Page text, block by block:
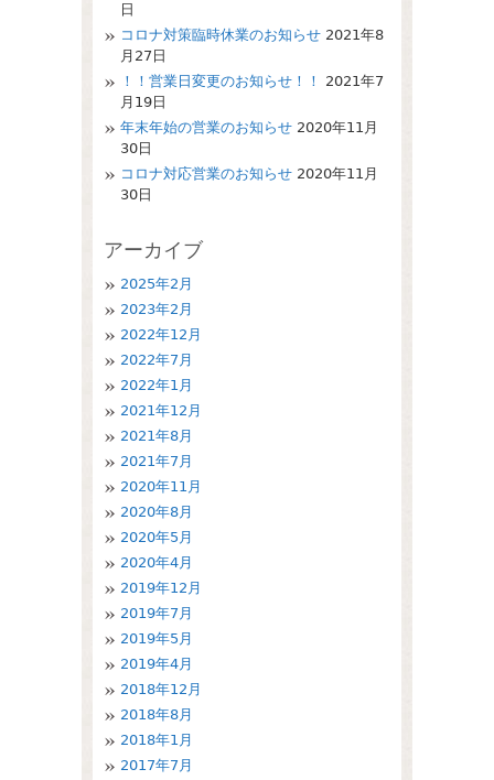
日
コロナ対策臨時休業のお知らせ 2021年8
月27日
！！営業日変更のお知らせ！！
2021年7
月19日
年末年始の営業のお知らせ 2020年11月
30日
コロナ対応営業のお知らせ 2020年11月
30日
アーカイブ
2025年2月
2023年2月
2022年12月
2022年7月
2022年1月
2021年12月
2021年8月
2021年7月
2020年11月
2020年8月
2020年5月
2020年4月
2019年12月
2019年7月
2019年5月
2019年4月
2018年12月
2018年8月
2018年1月
2017年7月